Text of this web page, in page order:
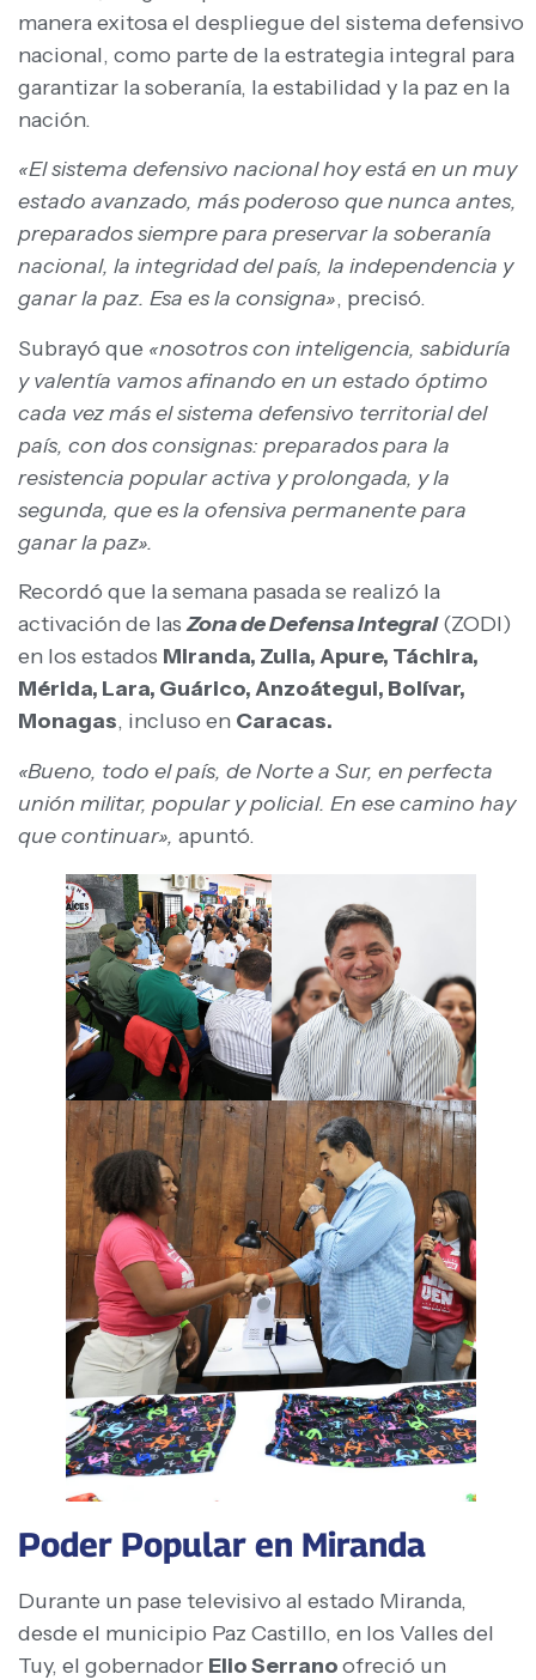
manera exitosa el despliegue del sistema defensivo
nacional, como parte de la estrategia integral para
garantizar la soberanía, la estabilidad y la paz en la
nación.
«El sistema defensivo nacional hoy está en un muy
estado avanzado, más poderoso que nunca antes,
preparados siempre para preservar la soberanía
nacional, la integridad del país, la independencia y
ganar la paz. Esa es la consigna», precisó.
Subrayó que «nosotros con inteligencia, sabiduría
y valentía vamos afinando en un estado óptimo
cada vez más el sistema defensivo territorial del
país, con dos consignas: preparados para la
resistencia popular activa y prolongada, y la
segunda, que es la ofensiva permanente para
ganar la paz».
Recordó que la semana pasada se realizó la
activación de lasZona de Defensa Integral(ZODI)
en los estados Miranda, Zulia, Apure, Táchira,
Mérida, Lara, Guárico, Anzoátegui, Bolívar,
Monagas, incluso en Caracas.
«Bueno, todo el país, de Norte a Sur, en perfecta
unión militar, popular y policial. En ese camino hay
que continuar», apuntó.
Poder Popular en Miranda
Durante un pase televisivo al estado Miranda,
desde el municipio Paz Castillo, en los Valles del
Tuy, el gobernador Elio Serranoofreció un